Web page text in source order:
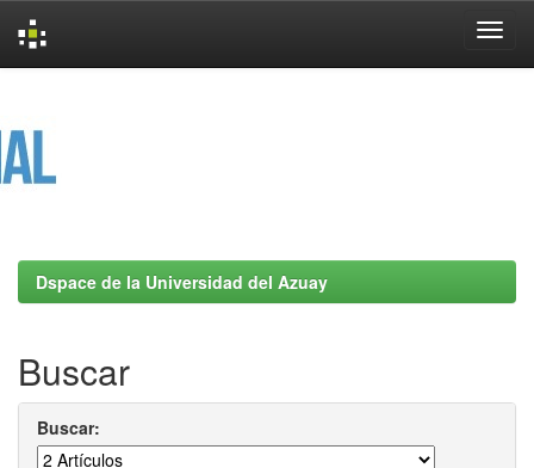
Dspace de la Universidad del Azuay
Buscar
Buscar: